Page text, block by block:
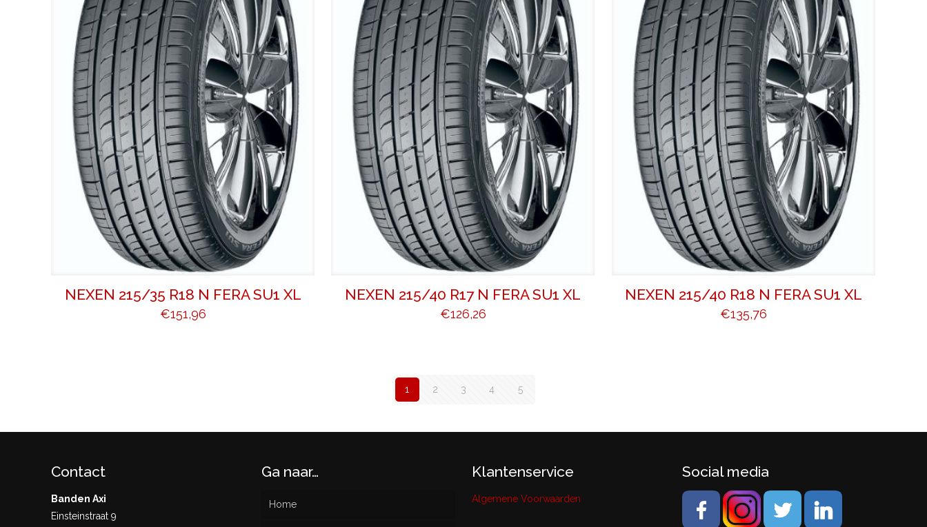
NEXEN 215/35 R18 N FERA SU1 XL
€151,96
NEXEN 215/40 R17 N FERA SU1 XL
€126,26
NEXEN 215/40 R18 N FERA SU1 XL
€135,76
1 2 3 4 5
Contact
Banden Axi
Einsteinstraat 9
Ga naar…
Home
Klantenservice
Algemene Voorwaarden
Social media